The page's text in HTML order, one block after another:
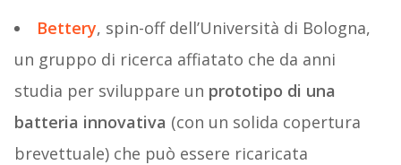
Bettery, spin-off dell’Università di Bologna,
un gruppo di ricerca affiatato che da anni
studia per sviluppare un prototipo di una
batteria innovativa (con un solida copertura
brevettuale) che può essere ricaricata